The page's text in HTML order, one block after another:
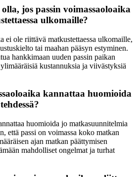
jos passin voimassaoloaika
ulkomaille?
ei ole riittävä matkustettaessa ulkomaille,
tai maahan pääsyn estyminen.
hankkimaan uuden passin paikan
kustannuksia ja viivästyksiä
kannattaa huomioida
huomioida jo matkasuunnitelmia
että passi on voimassa koko matkan
ajan matkan päättymisen
mahdolliset ongelmat ja turhat